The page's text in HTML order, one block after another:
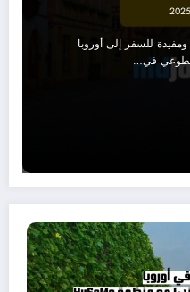
للسفر إلى أوروبا
في…